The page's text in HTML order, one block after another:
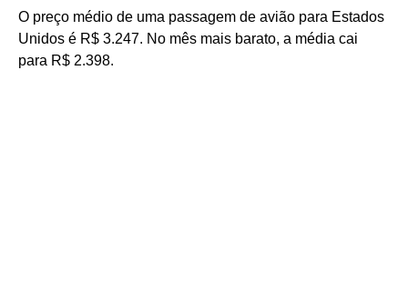
O preço médio de uma passagem de avião para Estados
Unidos é R$ 3.247. No mês mais barato, a média cai
para R$ 2.398.